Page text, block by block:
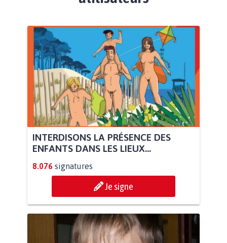
INTERDISONS LA PRÉSENCE DES
ENFANTS DANS LES LIEUX...
8.076 signatures
Je signe